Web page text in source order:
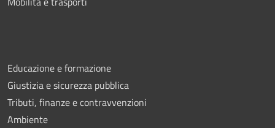
Educazione e formazione
Giustizia e sicurezza pubblica
Tributi, finanze e contravvenzioni
Ambiente